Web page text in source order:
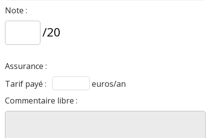
Note :
/20
Assurance :
Tarif payé :
euros/an
Commentaire libre :